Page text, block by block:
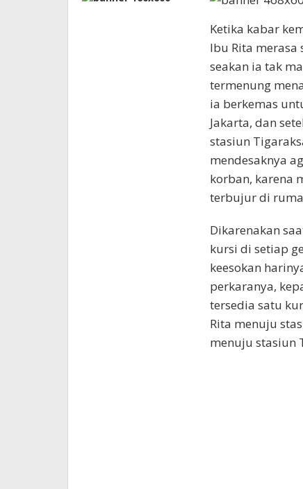
Ketika kabar
Ibu Rita merasa
seakan ia tak
termenung
ia berkemas
Jakarta, dan
stasiun
mendesaknya
korban, karena
terbujur di
Dikarenakan
kursi di setiap
keesokan
perkaranya,
tersedia satu
Rita menuju
menuju stasiun